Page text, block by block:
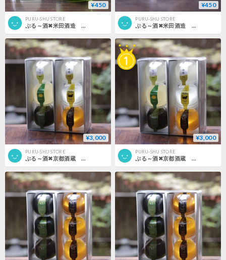
¥450
PURU-SHU STORE
ぷる～酒✖米田酒造 日本酒 かんなび
¥450
PURU-SHU STORE
ぷる～酒✖米田酒造 七寶 本みりん
¥3,000
PURU-SHU STORE
ぷる～酒✖京都酒蔵 6個セット（黒色）
¥3,000
PURU-SHU STORE
ぷる～酒✖京都酒蔵 6個セット（白色）